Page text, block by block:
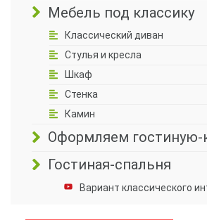
Мебель под классику
Классический диван
Стулья и кресла
Шкаф
Стенка
Камин
Оформляем гостиную-
Гостиная-спальня
Вариант классического